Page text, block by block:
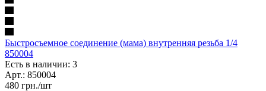
Быстросъемное соединение (мама) внутренняя резьба 1/4
850004
Есть в наличии: 3
Арт.: 850004
480 грн./шт